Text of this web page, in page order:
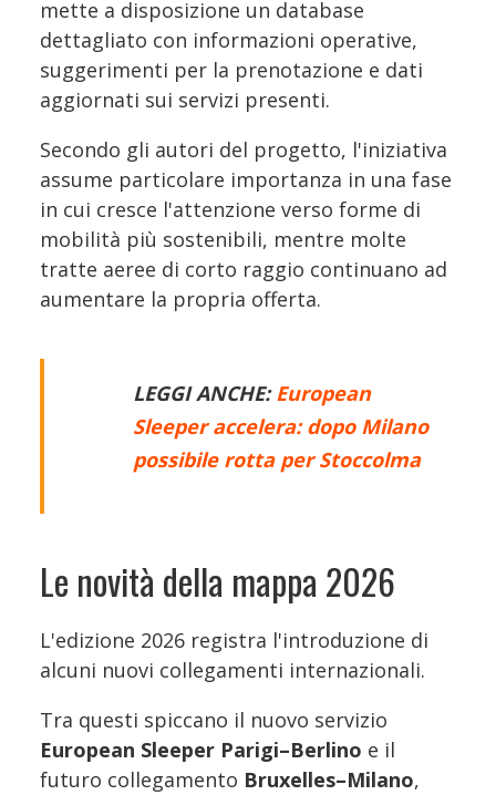
mette a disposizione un database
dettagliato con informazioni operative,
suggerimenti per la prenotazione e dati
aggiornati sui servizi presenti.
Secondo gli autori del progetto, l'iniziativa
assume particolare importanza in una fase
in cui cresce l'attenzione verso forme di
mobilità più sostenibili, mentre molte
tratte aeree di corto raggio continuano ad
aumentare la propria offerta.
LEGGI ANCHE: European
Sleeper accelera: dopo Milano
possibile rotta per Stoccolma
Le novità della mappa 2026
L'edizione 2026 registra l'introduzione di
alcuni nuovi collegamenti internazionali.
Tra questi spiccano il nuovo servizio
European Sleeper Parigi–Berlino e il
futuro collegamento Bruxelles–Milano,